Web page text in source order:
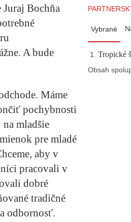
Bochňa
A bude
Máme
pochybnosti
na mladšie
pre mladé
aby v
pracovali v
dobré
tradičné
odbornosť.
Vybrané
Tropické
Obsah